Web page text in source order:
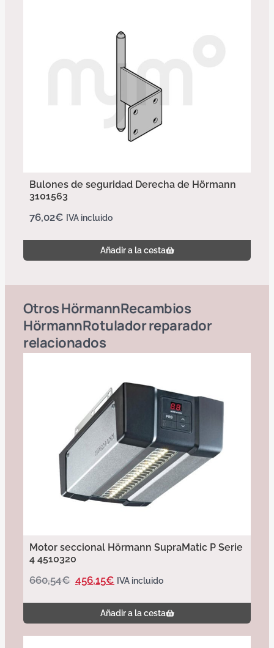
Bulones de seguridad Derecha de Hörmann
3101563
76,02€ IVA incluido
Añadir a la cesta
OtrosHörmannRecambios
HörmannRotulador reparador
relacionados
Motor seccional Hörmann SupraMatic P Serie
4 4510320
660,54€ 456,15€ IVA incluido
Añadir a la cesta